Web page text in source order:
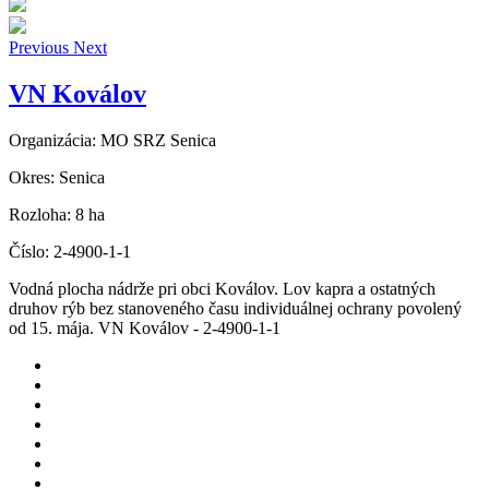
Previous Next
VN Koválov
Organizácia: MO SRZ Senica
Okres: Senica
Rozloha: 8 ha
Číslo: 2-4900-1-1
Vodná plocha nádrže pri obci Koválov. Lov kapra a ostatných
druhov rýb bez stanoveného času individuálnej ochrany povolený
od 15. mája. VN Koválov - 2-4900-1-1